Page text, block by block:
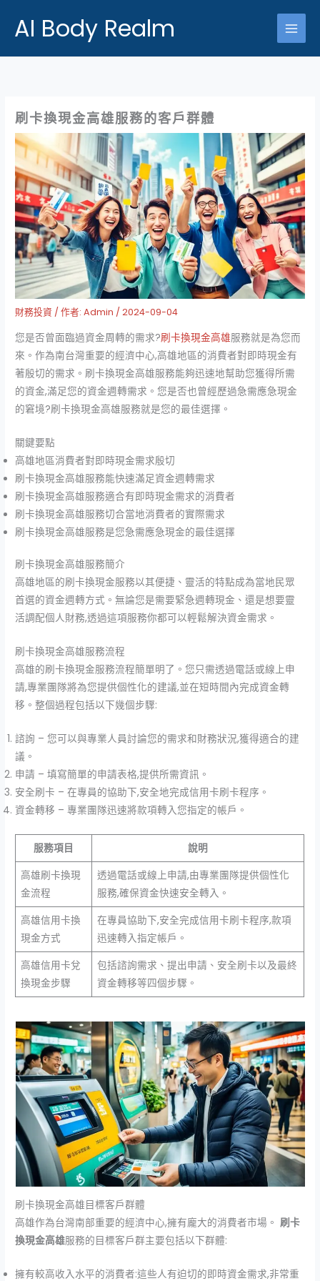
AI Body Realm
刷卡換現金高雄服務的客戶群體
財務投資 / 作者:Admin /2024-09-04
您是否曾面臨過資金周轉的需求?刷卡換現金高雄服務就是為您而
來。作為南台灣重要的經濟中心,高雄地區的消費者對即時現金有
著殷切的需求。刷卡換現金高雄服務能夠迅速地幫助您獲得所需
的資金,滿足您的資金週轉需求。您是否也曾經歷過急需應急現金
的窘境?刷卡換現金高雄服務就是您的最佳選擇。
關鍵要點
高雄地區消費者對即時現金需求殷切
刷卡換現金高雄服務能快速滿足資金週轉需求
刷卡換現金高雄服務適合有即時現金需求的消費者
刷卡換現金高雄服務切合當地消費者的實際需求
刷卡換現金高雄服務是您急需應急現金的最佳選擇
刷卡換現金高雄服務簡介
高雄地區的刷卡換現金服務以其便捷、靈活的特點成為當地民眾
首選的資金週轉方式。無論您是需要緊急週轉現金、還是想要靈
活調配個人財務,透過這項服務你都可以輕鬆解決資金需求。
刷卡換現金高雄服務流程
高雄的刷卡換現金服務流程簡單明了。您只需透過電話或線上申
請,專業團隊將為您提供個性化的建議,並在短時間內完成資金轉
移。整個過程包括以下幾個步驟:
諮詢 – 您可以與專業人員討論您的需求和財務狀況,獲得適合的建
議。
申請 – 填寫簡單的申請表格,提供所需資訊。
安全刷卡 – 在專員的協助下,安全地完成信用卡刷卡程序。
資金轉移 – 專業團隊迅速將款項轉入您指定的帳戶。
服務項目
說明
高雄刷卡換現
金流程
透過電話或線上申請,由專業團隊提供個性化
服務,確保資金快速安全轉入。
高雄信用卡換
現金方式
在專員協助下,安全完成信用卡刷卡程序,款項
迅速轉入指定帳戶。
高雄信用卡兌
換現金步驟
包括諮詢需求、提出申請、安全刷卡以及最終
資金轉移等四個步驟。
刷卡換現金高雄目標客戶群體
高雄作為台灣南部重要的經濟中心,擁有龐大的消費者市場。刷卡
換現金高雄服務的目標客戶群主要包括以下群體:
擁有較高收入水平的消費者:這些人有迫切的即時資金需求,非常重